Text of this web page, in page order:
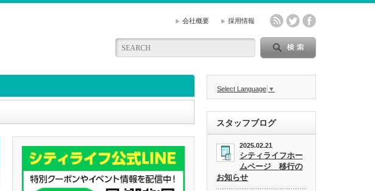
会社概要 採用情報
Select Language ▼
スタッフブログ
2025.02.21
シティライフホー
ムページ 移行の
お知らせ